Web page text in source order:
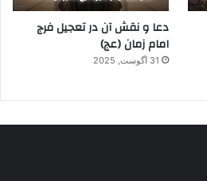
دعا و نقش آن در تعجیل فرج
امام زمان (عج)
31 آگوست, 2025